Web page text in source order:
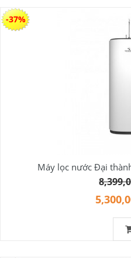
Máy lọc nước Đại
-37%